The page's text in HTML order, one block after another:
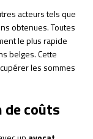
acteurs tels que
obtenues. Toutes
le plus rapide
belges. Cette
les sommes
de coûts